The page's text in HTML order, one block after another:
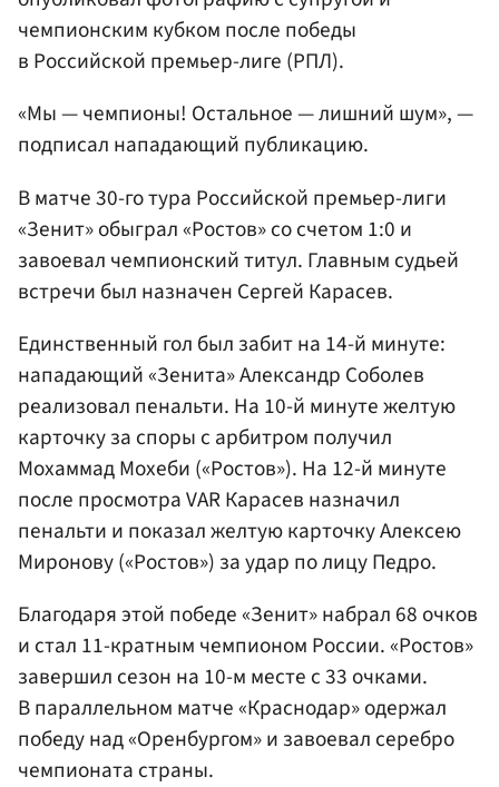
чемпионским кубком после победы
в Российской премьер-лиге (РПЛ).
«Мы — чемпионы! Остальное — лишний шум», —
подписал нападающий публикацию.
В матче 30-го тура Российской премьер-лиги
«Зенит» обыграл «Ростов» со счетом 1:0 и
завоевал чемпионский титул. Главным судьей
встречи был назначен Сергей Карасев.
Единственный гол был забит на 14-й минуте:
нападающий «Зенита» Александр Соболев
реализовал пенальти. На 10-й минуте желтую
карточку за споры с арбитром получил
Мохаммад Мохеби («Ростов»). На 12-й минуте
после просмотра VAR Карасев назначил
пенальти и показал желтую карточку Алексею
Миронову («Ростов») за удар по лицу Педро.
Благодаря этой победе «Зенит» набрал 68 очков
и стал 11-кратным чемпионом России. «Ростов»
завершил сезон на 10-м месте с 33 очками.
В параллельном матче «Краснодар» одержал
победу над «Оренбургом» и завоевал серебро
чемпионата страны.